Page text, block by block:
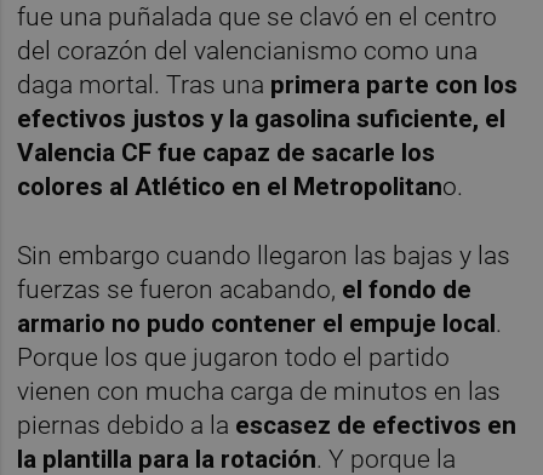
fue una puñalada que se clavó en el centro
del corazón del valencianismo como una
daga mortal. Tras una primera parte con los
efectivos justos y la gasolina suficiente, el
Valencia CF fue capaz de sacarle los
colores al Atlético en el Metropolitano.
Sin embargo cuando llegaron las bajas y las
fuerzas se fueron acabando, el fondo de
armario no pudo contener el empuje local.
Porque los que jugaron todo el partido
vienen con mucha carga de minutos en las
piernas debido a la escasez de efectivos en
la plantilla para la rotación. Y porque la